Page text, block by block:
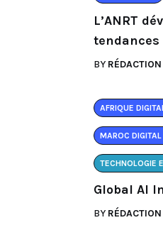
L’ANRT
tendances
BY RÉDACTION
AFRIQUE
MAROC
TECHNOLOGIE
Global AI
BY RÉDACTION